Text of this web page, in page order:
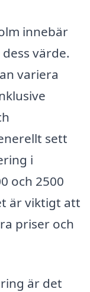
innebär
värde.
variera
sett
i
och 2500
är viktigt att
priser och
är det